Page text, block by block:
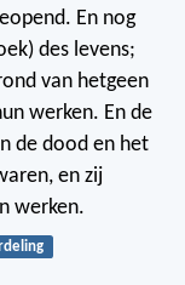
En nog
des levens;
van hetgeen
werken. En de
de dood en het
en zij
werken.